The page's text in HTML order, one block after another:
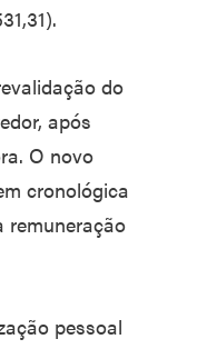
do
após
O novo
cronológica
remuneração
pessoal